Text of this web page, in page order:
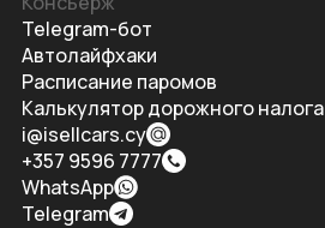
Telegram-бот
Автолайфхаки
Расписание паромов
Калькулятор дорожного налога
i@isellcars.cy
+357 9596 7777
WhatsApp
Telegram